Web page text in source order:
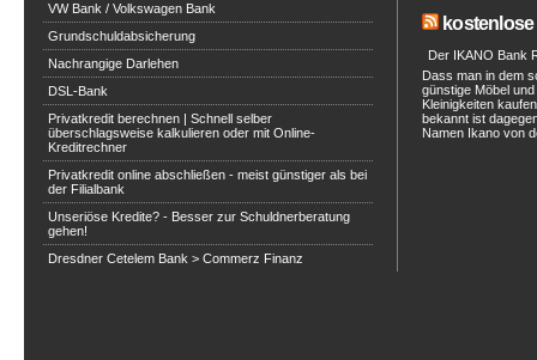
VW Bank / Volkswagen Bank
Grundschuldabsicherung
Nachrangige Darlehen
DSL-Bank
Privatkredit berechnen | Schnell selber
überschlagsweise kalkulieren oder mit Online-
Kreditrechner
Privatkredit online abschließen - meist günstiger als bei
der Filialbank
Unseriöse Kredite? - Besser zur Schuldnerberatung
gehen!
Dresdner Cetelem Bank > Commerz Finanz
Der IKANO Bank
Dass man in dem
günstige Möbel
Kleinigkeiten
bekannt ist
Namen Ikano von